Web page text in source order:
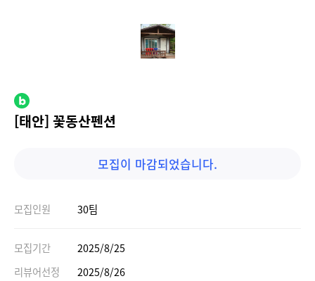
[태안] 꽃동산펜션
모집이 마감되었습니다.
모집인원 30팀
모집기간
2025/8/25
리뷰어선정
2025/8/26